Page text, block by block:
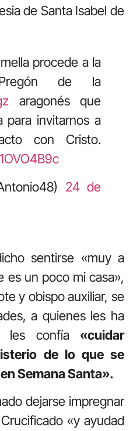
de Santa Isabel de
procede a la
de la
aragonés que
para invitarnos a
con Cristo.
24 de
sentirse «muy a
es un poco mi casa»,
y obispo auxiliar, se
a quienes les ha
les confía «cuidar
de lo que se
Semana Santa».
dejarse impregnar
«y ayudad